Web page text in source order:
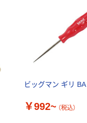
ビッグマン ギリ BA
￥992~ （税込）